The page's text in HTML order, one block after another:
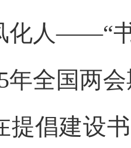
人——“书
全国两会
提倡建设